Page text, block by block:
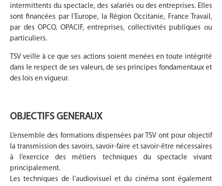
intermittents du spectacle, des salariés ou des entreprises. Elles
sont financées par l’Europe, la Région Occitanie, France Travail,
par des OPCO, OPACIF, entreprises, collectivités publiques ou
particuliers.
TSV veille à ce que ses actions soient menées en toute intégrité
dans le respect de ses valeurs, de ses principes fondamentaux et
des lois en vigueur.
OBJECTIFS GENERAUX
L’ensemble des formations dispensées par TSV ont pour objectif
la transmission des savoirs, savoir-faire et savoir-être nécessaires
à l’exercice des métiers techniques du spectacle vivant
principalement.
Les techniques de l’audiovisuel et du cinéma sont également